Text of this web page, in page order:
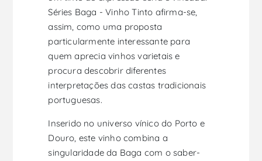
Séries Baga - Vinho Tinto afirma-se,
assim, como uma proposta
particularmente interessante para
quem aprecia vinhos varietais e
procura descobrir diferentes
interpretações das castas tradicionais
portuguesas.
Inserido no universo vínico do Porto e
Douro, este vinho combina a
singularidade da Baga com o saber-